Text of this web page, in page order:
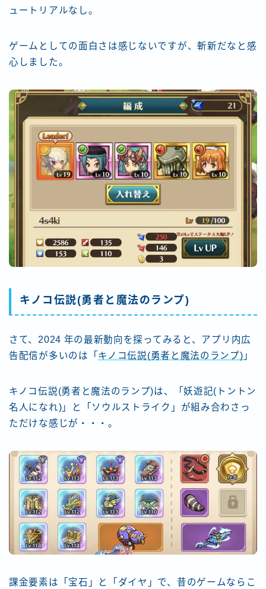
ュートリアルなし。
ゲームとしての面白さは感じないですが、斬新だなと感
心しました。
キノコ伝説(勇者と魔法のランプ)
さて、2024 年の最新動向を探ってみると、アプリ内広
告配信が多いのは「 キノコ伝説(勇者と魔法のランプ) 」
キノコ伝説(勇者と魔法のランプ)は、「妖遊記(トントン
名人になれ)」と「ソウルストライク」が組み合わさっ
ただけな感じが・・・。
課金要素は「宝石」と「ダイヤ」で、昔のゲームならこ